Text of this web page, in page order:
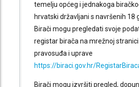
temelju općeg i jednakoga
hrvatski državljani s navršenih 18
Birači mogu pregledati svoje
registar birača na mrežnoj
pravosuđa i uprave
https://biraci.gov.hr/
Birači mogu izvršiti pregled,